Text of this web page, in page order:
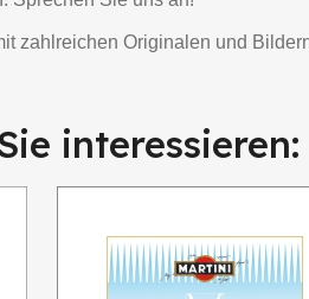
zahlreichen Originalen und
interessieren: